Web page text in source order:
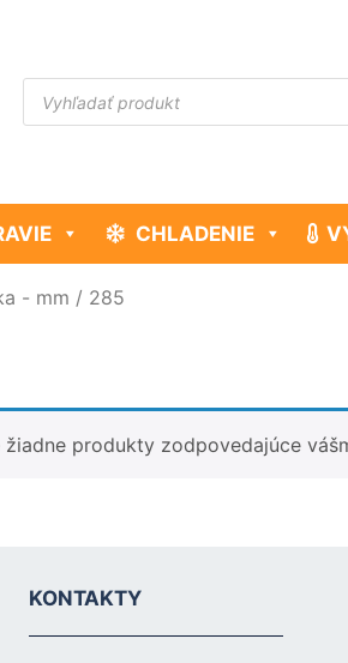
CHLADENIE
- mm / 285
žiadne produkty zodpovedajúce
KONTAKTY